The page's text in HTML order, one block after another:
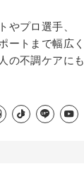
やプロ選手、
ートまで幅広く
の不調ケアに